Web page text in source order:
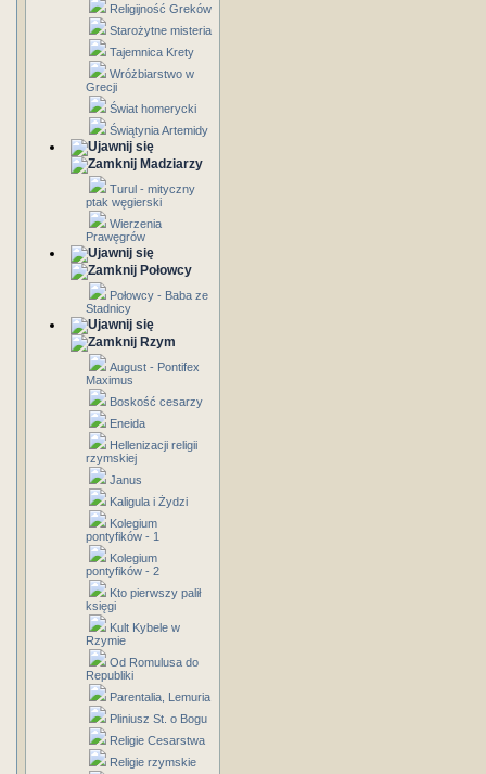
Religijność Greków
Starożytne misteria
Tajemnica Krety
Wróżbiarstwo w
Grecji
Świat homerycki
Świątynia Artemidy
Madziarzy
Turul - mityczny
ptak węgierski
Wierzenia
Prawęgrów
Połowcy
Połowcy - Baba ze
Stadnicy
Rzym
August - Pontifex
Maximus
Boskość cesarzy
Eneida
Hellenizacji religii
rzymskiej
Janus
Kaligula i Żydzi
Kolegium
pontyfików - 1
Kolegium
pontyfików - 2
Kto pierwszy palił
księgi
Kult Kybele w
Rzymie
Od Romulusa do
Republiki
Parentalia, Lemuria
Pliniusz St. o Bogu
Religie Cesarstwa
Religie rzymskie